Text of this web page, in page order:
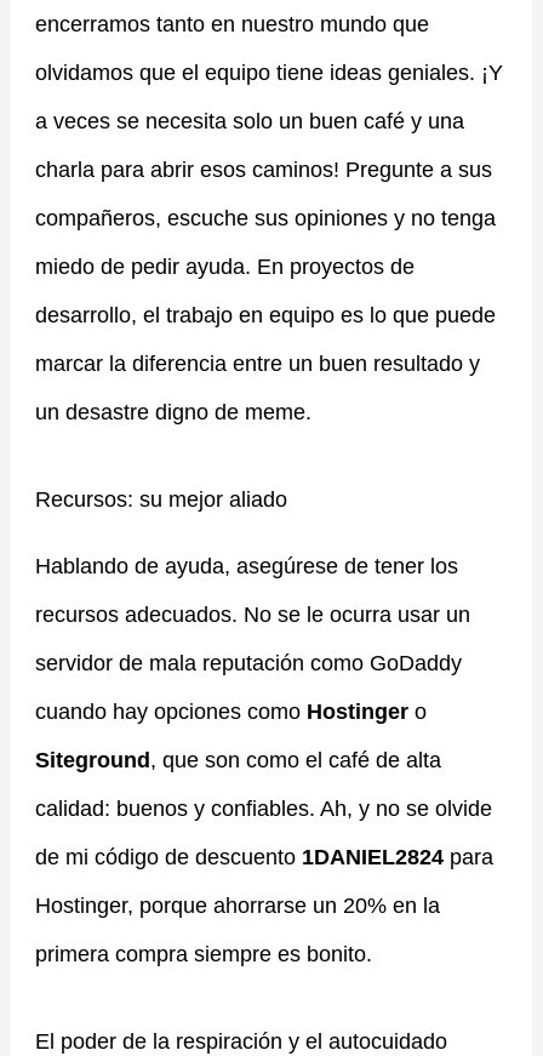
encerramos tanto en nuestro mundo que
olvidamos que el equipo tiene ideas geniales. ¡Y
a veces se necesita solo un buen café y una
charla para abrir esos caminos! Pregunte a sus
compañeros, escuche sus opiniones y no tenga
miedo de pedir ayuda. En proyectos de
desarrollo, el trabajo en equipo es lo que puede
marcar la diferencia entre un buen resultado y
un desastre digno de meme.
Recursos: su mejor aliado
Hablando de ayuda, asegúrese de tener los
recursos adecuados. No se le ocurra usar un
servidor de mala reputación como GoDaddy
cuando hay opciones como Hostingero
Siteground , que son como el café de alta
calidad: buenos y confiables. Ah, y no se olvide
de mi código de descuento 1DANIEL2824para
Hostinger, porque ahorrarse un 20% en la
primera compra siempre es bonito.
El poder de la respiración y el autocuidado